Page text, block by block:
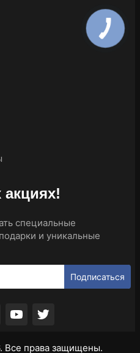
специальные
и уникальные
Подписаться
Все права защищены.